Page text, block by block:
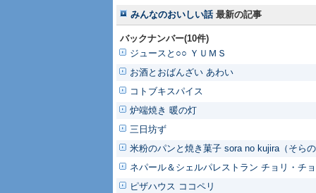
みんなのおいしい話 最新の記事
バックナンバー(10件)
ジュースと○○ ＹＵＭＳ
お酒とおばんざい あわい
コトブキスパイス
炉端焼き 暖の灯
三日坊ず
米粉のパンと焼き菓子 sora no kujira（そら
ネパール＆シェルパレストラン チョリ・チ
ピザハウス ココペリ